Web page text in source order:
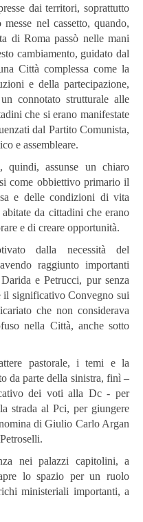
dai territori, soprattutto
nel cassetto, quando,
di Roma passò nelle mani
cambiamento, guidato dal
Città complessa come la
e della partecipazione,
connotato strutturale alle
che si erano manifestate
dal Partito Comunista,
e assembleare.
quindi, assunse un chiaro
come obbiettivo primario il
e delle condizioni di vita
da cittadini che erano
e di creare opportunità.
dalla necessità del
raggiunto importanti
e Petrucci, pur senza
il significativo Convegno sui
che non considerava
nella Città, anche sotto
pastorale, i temi e la
da parte della sinistra, finì –
dei voti alla Dc - per
strada al Pci, per giungere
di Giulio Carlo Argan
nei palazzi capitolini, a
lo spazio per un ruolo
ministeriali importanti, a